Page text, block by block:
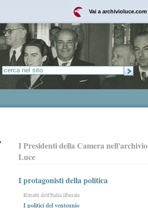
Vai a archivioluce.com
I Presidenti della Camera nell'archivio
Luce
I protagonisti della politica
Ritratti dell'Italia liberale
I politici del ventennio